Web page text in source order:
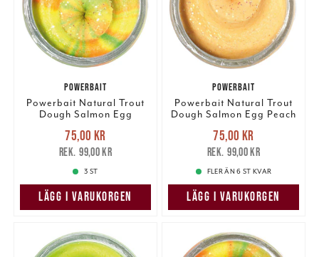
POWERBAIT
Powerbait Natural Trout
Dough Salmon Egg
Nuvarande pris
75,00 krTidigare pris
99,00 kr
75,00 kr
99,00 kr
3 ST
LÄGG I VARUKORGEN
POWERBAIT
Powerbait Natural Trout
Dough Salmon Egg Peach
Nuvarande pris
75,00 krTidigare pris
99,00 kr
75,00 kr
99,00 kr
FLER ÄN 6 ST KVAR
LÄGG I VARUKORGEN